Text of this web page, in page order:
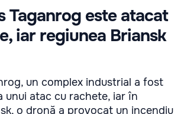
Taganrog este atacat
iar regiunea Briansk
un complex industrial a fost
unui atac cu rachete, iar în
o dronă a provocat un incendiu